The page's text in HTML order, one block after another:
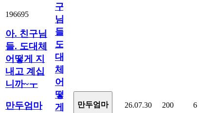
196695
아. 친구님
들. 도대체
어떻게 지
내고 계십
니까~ㅜ
만두엄마
구
님
들.
도
대
체
어
떻
게
만두엄마 26.07.30 200 6